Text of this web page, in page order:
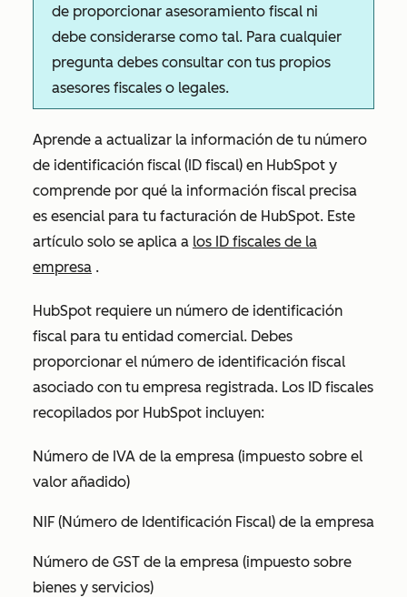
de proporcionar asesoramiento fiscal ni
debe considerarse como tal. Para cualquier
pregunta debes consultar con tus propios
asesores fiscales o legales.
Aprende a actualizar la información de tu número
de identificación fiscal (ID fiscal) en HubSpot y
comprende por qué la información fiscal precisa
es esencial para tu facturación de HubSpot. Este
artículo solo se aplica a los ID fiscales de la
empresa .
HubSpot requiere un número de identificación
fiscal para tu entidad comercial. Debes
proporcionar el número de identificación fiscal
asociado con tu empresa registrada. Los ID fiscales
recopilados por HubSpot incluyen:
Número de IVA de la empresa (impuesto sobre el
valor añadido)
NIF (Número de Identificación Fiscal) de la empresa
Número de GST de la empresa (impuesto sobre
bienes y servicios)